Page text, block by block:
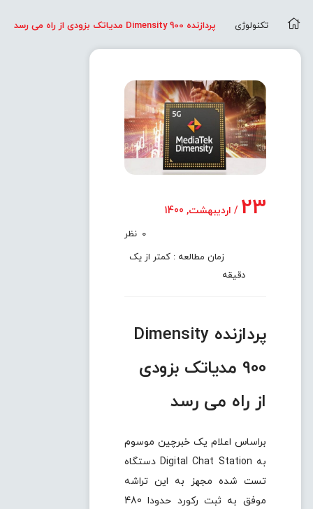
تکنولوژی پردازنده Dimensity 900 مدیاتک بزودی از راه می رسد
23 / اردیبهشت, 1400
0 نظر
زمان مطالعه : کمتر از یک
دقیقه
پردازنده Dimensity
900 مدیاتک بزودی
از راه می رسد
براساس اعلام یک خبرچین موسوم
به Digital Chat Station دستگاه
تست شده مجهز به این تراشه
موفق به ثبت رکورد حدودا 480